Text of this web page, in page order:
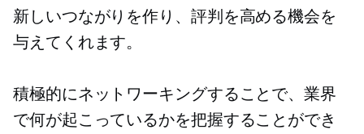
新しいつながりを作り、評判を高める機会を
与えてくれます。
積極的にネットワーキングすることで、業界
で何が起こっているかを把握することができ